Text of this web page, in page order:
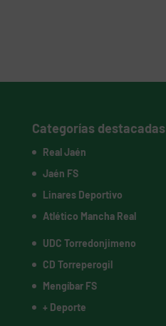
Categorías destacadas
Real Jaén
Jaén FS
Linares Deportivo
Atlético Mancha Real
UDC Torredonjimeno
CD Torreperogil
Mengíbar FS
+ Deporte